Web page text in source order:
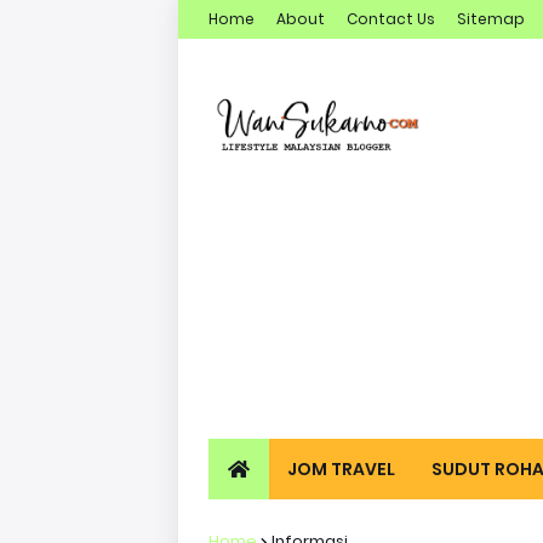
Home About Contact Us Sitemap
JOM TRAVEL SUDUT